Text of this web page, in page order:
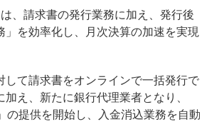
は、請求書の発行業務に加え、発行後
」を効率化し、月次決算の加速を実現
して請求書をオンラインで一括発行で
加え、新たに銀行代理業者となり、
の提供を開始し、入金消込業務を自動